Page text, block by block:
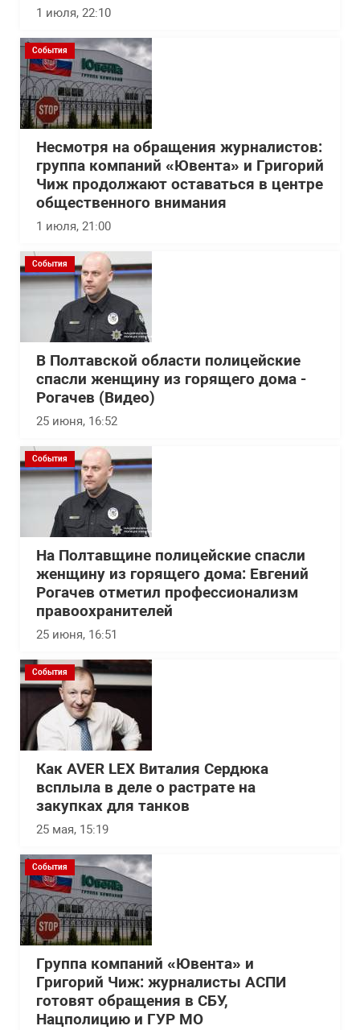
1 июля, 22:10
События
Несмотря на обращения журналистов:
группа компаний «Ювента» и Григорий
Чиж продолжают оставаться в центре
общественного внимания
1 июля, 21:00
События
В Полтавской области полицейские
спасли женщину из горящего дома -
Рогачев (Видео)
25 июня, 16:52
События
На Полтавщине полицейские спасли
женщину из горящего дома: Евгений
Рогачев отметил профессионализм
правоохранителей
25 июня, 16:51
События
Как AVER LEX Виталия Сердюка
всплыла в деле о растрате на
закупках для танков
25 мая, 15:19
События
Группа компаний «Ювента» и
Григорий Чиж: журналисты АСПИ
готовят обращения в СБУ,
Нацполицию и ГУР МО